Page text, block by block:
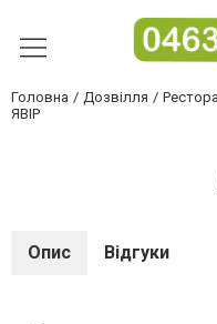
Головна Дозвілля
ЯВІР
Опис Відгуки